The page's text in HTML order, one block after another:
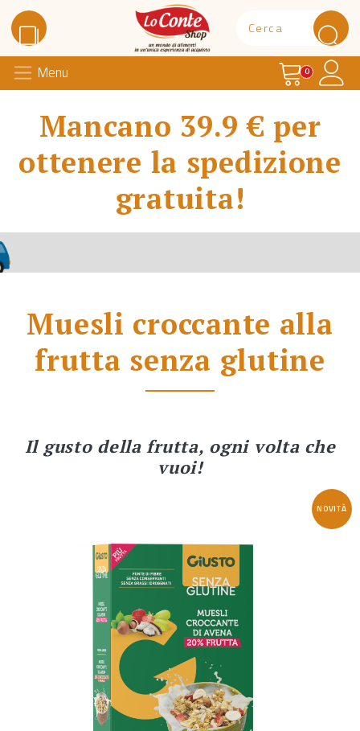
Lo Conte Shop
Menu Carrello
0
Mancano 39.9 € per
ottenere la spedizione
gratuita!
Muesli croccante alla
frutta senza glutine
Il gusto della frutta, ogni volta che
vuoi!
NOVITÀ